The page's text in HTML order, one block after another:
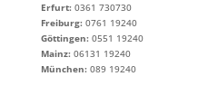
Erfurt:0361 730730
Freiburg:0761 19240
Göttingen:0551 19240
Mainz:06131 19240
München:089 19240